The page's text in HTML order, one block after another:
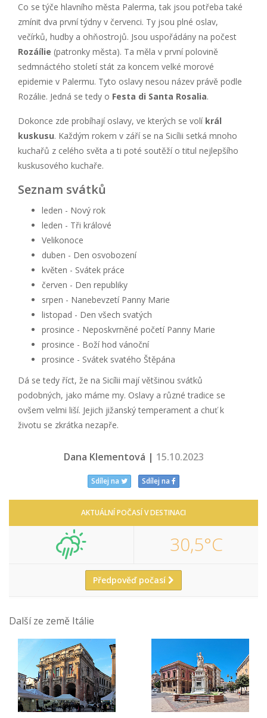
Co se týče hlavního města Palerma, tak jsou potřeba také
zmínit dva první týdny v červenci. Ty jsou plné oslav,
večírků, hudby a ohňostrojů. Jsou uspořádány na počest
Rozáílie (patronky města). Ta měla v první polovině
sedmnáctého století stát za koncem velké morové
epidemie v Palermu. Tyto oslavy nesou název právě podle
Rozálie. Jedná se tedy o Festa di Santa Rosalia.
Dokonce zde probíhají oslavy, ve kterých se volí král
kuskusu. Každým rokem v září se na Sicílii setká mnoho
kuchařů z celého světa a ti poté soutěží o titul nejlepšího
kuskusového kuchaře.
Seznam svátků
leden - Nový rok
leden - Tři králové
Velikonoce
duben - Den osvobození
květen - Svátek práce
červen - Den republiky
srpen - Nanebevzetí Panny Marie
listopad - Den všech svatých
prosince - Neposkvrněné početí Panny Marie
prosince - Boží hod vánoční
prosince - Svátek svatého Štěpána
Dá se tedy říct, že na Sicílii mají většinou svátků
podobných, jako máme my. Oslavy a různé tradice se
ovšem velmi liší. Jejich jižanský temperament a chuť k
životu se zkrátka nezapře.
Dana Klementová | 15.10.2023
Sdílej na Sdílej na
AKTUÁLNÍ POČASÍ V DESTINACI
30,5°C
Předpověď počasí
Další ze země Itálie